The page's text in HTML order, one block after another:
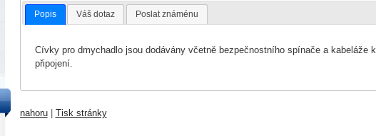
Popis Váš dotaz Poslat známénu
Cívky pro dmychadlo jsou dodávány včetně bezpečnostního spínače a kabeláže k
připojení.
nahoru| Tisk stránky